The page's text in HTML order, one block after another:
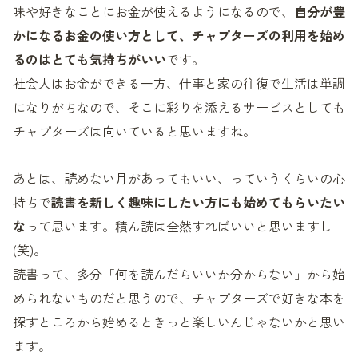
味や好きなことにお金が使えるようになるので、
自分が豊
かになるお金の使い方として、チャプターズの利用を始め
るのはとても気持ちがいいです。
社会人はお金ができる一方、仕事と家の往復で生活は単調
になりがちなので、そこに彩りを添えるサービスとしても
チャプターズは向いていると思いますね。
あとは、読めない月があってもいい、っていうくらいの心
持ちで読書を新しく趣味にしたい方にも始めてもらいたい
なって思います。積ん読は全然すればいいと思いますし
(笑)。
読書って、多分「何を読んだらいいか分からない」から始
められないものだと思うので、チャプターズで好きな本を
探すところから始めるときっと楽しいんじゃないかと思い
ます。